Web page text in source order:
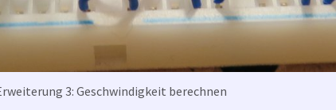
3: Geschwindigkeit berechnen